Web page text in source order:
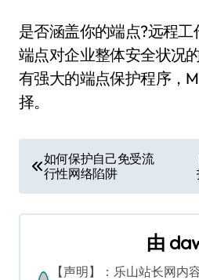
是否涵盖你的端点?远程
端点对企业整体安全状况
有强大的端点保护程序，
择。
文
章
导
如何保护自己免受流
行性网络陷阱
由
【声明】：乐山站长网内